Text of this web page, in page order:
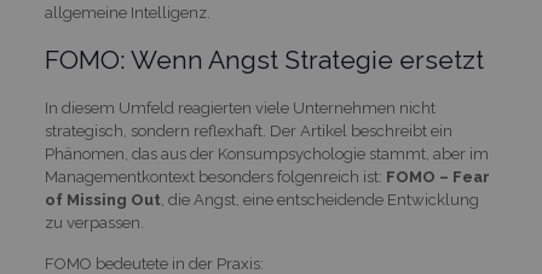
allgemeine Intelligenz.
FOMO: Wenn Angst Strategie ersetzt
In diesem Umfeld reagierten viele Unternehmen nicht
strategisch, sondern reflexhaft. Der Artikel beschreibt ein
Phänomen, das aus der Konsumpsychologie stammt, aber im
Managementkontext besonders folgenreich ist: FOMO – Fear
of Missing Out, die Angst, eine entscheidende Entwicklung
zu verpassen.
FOMO bedeutete in der Praxis: